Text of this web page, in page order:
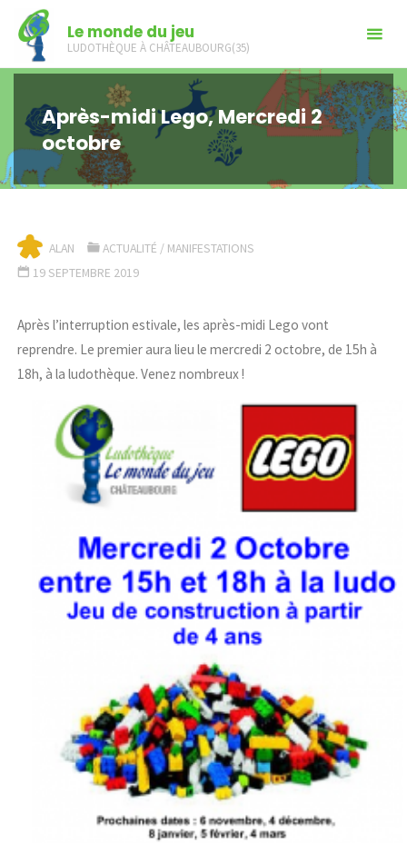
content
Le monde du jeu
LUDOTHÈQUE À CHÂTEAUBOURG(35)
Après-midi Lego, Mercredi 2
octobre
ALAN ACTUALITÉ / MANIFESTATIONS
19 SEPTEMBRE 2019
Après l’interruption estivale, les après-midi Lego vont
reprendre. Le premier aura lieu lemercredi 2 octobre, de 15h à
18h, à la ludothèque. Venez nombreux !